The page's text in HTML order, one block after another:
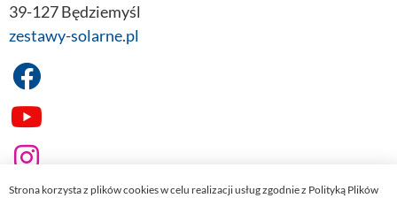
39-127 Będziemyśl
zestawy-solarne.pl
Strona korzysta z plików cookies w celu realizacji usług zgodnie z Polityką Plików